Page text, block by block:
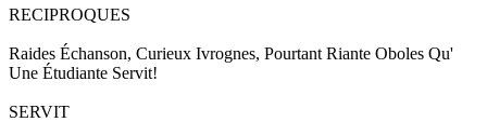
RECIPROQUES
Raides Échanson, Curieux Ivrognes, Pourtant Riante Oboles Qu'
Une Étudiante Servit!
SERVIT